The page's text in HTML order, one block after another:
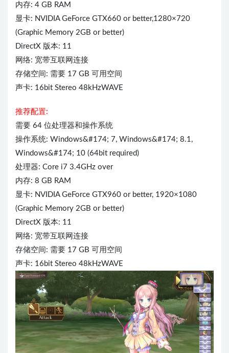
内存: 4 GB RAM
显卡: NVIDIA GeForce GTX660 or better,1280×720
(Graphic Memory 2GB or better)
DirectX 版本: 11
网络: 宽带互联网连接
存储空间: 需要 17 GB 可用空间
声卡: 16bit Stereo 48kHzWAVE
推荐配置:
需要 64 位处理器和操作系统
操作系统: Windows&#174; 7, Windows&#174; 8.1,
Windows&#174; 10 (64bit required)
处理器: Core i7 3.4GHz over
内存: 8 GB RAM
显卡: NVIDIA GeForce GTX960 or better, 1920×1080
(Graphic Memory 2GB or better)
DirectX 版本: 11
网络: 宽带互联网连接
存储空间: 需要 17 GB 可用空间
声卡: 16bit Stereo 48kHzWAVE